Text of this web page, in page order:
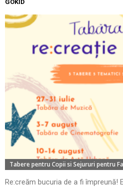
GOKID
Tabere pentru Copii si Sejururi pentru
Re:creăm bucuria de a fi împreună!